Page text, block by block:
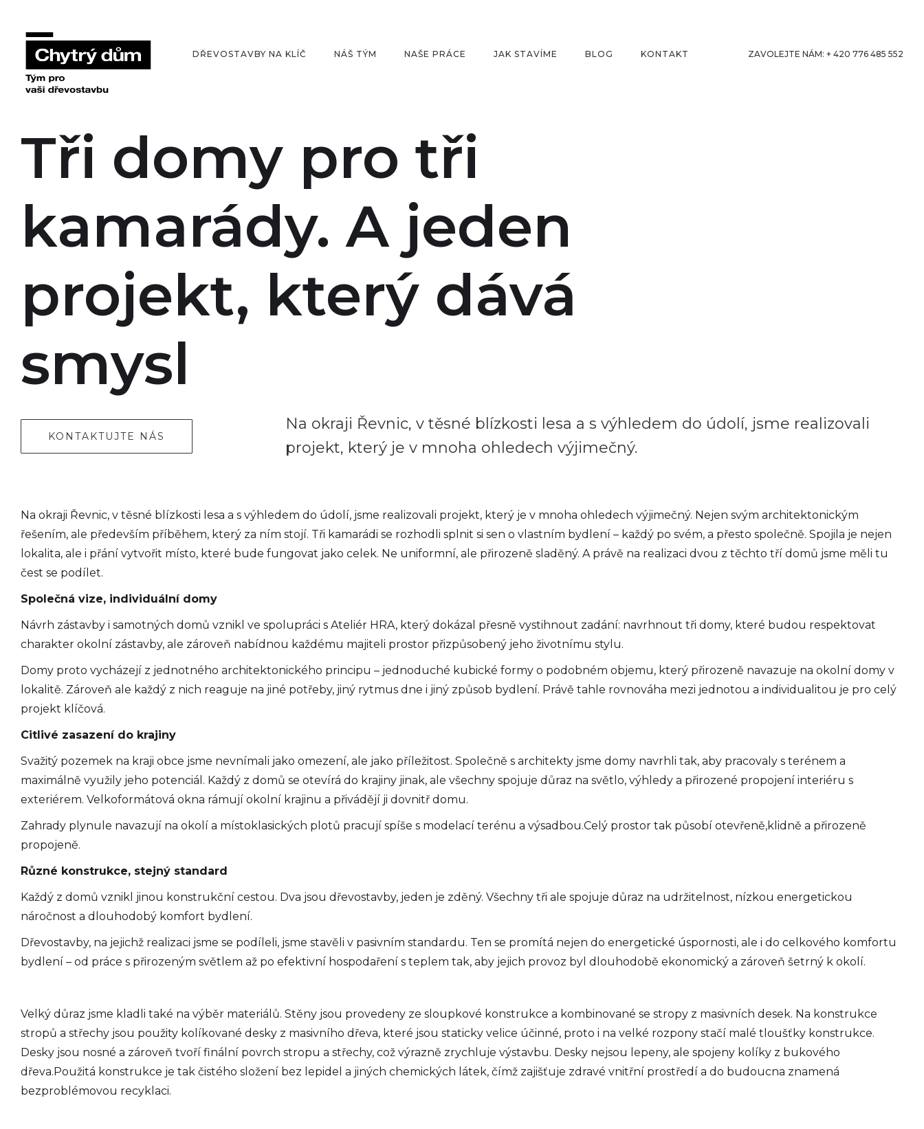
DŘEVOSTAVBY NA KLÍČ NÁŠ TÝM NAŠE PRÁCE JAK STAVÍME BLOG KONTAKT ZAVOLEJTE NÁM: + 420 776 485 552
Tři domy pro tři
kamarády. A jeden
projekt, který dává
smysl
KONTAKTUJTE NÁS
Na okraji Řevnic, v těsné blízkosti lesa a s výhledem do údolí, jsme realizovali
projekt, který je v mnoha ohledech výjimečný.
Na okraji Řevnic, v těsné blízkosti lesa a s výhledem do údolí, jsme realizovali projekt, který je v mnoha ohledech výjimečný. Nejen svým architektonickým
řešením, ale především příběhem, který za ním stojí. Tři kamarádi se rozhodli splnit si sen o vlastním bydlení – každý po svém, a přesto společně. Spojila je nejen
lokalita, ale i přání vytvořit místo, které bude fungovat jako celek. Ne uniformní, ale přirozeně sladěný. A právě na realizaci dvou z těchto tří domů jsme měli tu
čest se podílet.
Společná vize, individuální domy
Návrh zástavby i samotných domů vznikl ve spolupráci s Ateliér HRA, který dokázal přesně vystihnout zadání: navrhnout tři domy, které budou respektovat
charakter okolní zástavby, ale zároveň nabídnou každému majiteli prostor přizpůsobený jeho životnímu stylu.
Domy proto vycházejí z jednotného architektonického principu – jednoduché kubické formy o podobném objemu, který přirozeně navazuje na okolní domy v
lokalitě. Zároveň ale každý z nich reaguje na jiné potřeby, jiný rytmus dne i jiný způsob bydlení. Právě tahle rovnováha mezi jednotou a individualitou je pro celý
projekt klíčová.
Citlivé zasazení do krajiny
Svažitý pozemek na kraji obce jsme nevnímali jako omezení, ale jako příležitost. Společně s architekty jsme domy navrhli tak, aby pracovaly s terénem a
maximálně využily jeho potenciál. Každý z domů se otevírá do krajiny jinak, ale všechny spojuje důraz na světlo, výhledy a přirozené propojení interiéru s
exteriérem. Velkoformátová okna rámují okolní krajinu a přivádějí ji dovnitř domu.
Zahrady plynule navazují na okolí a místoklasických plotů pracují spíše s modelací terénu a výsadbou.Celý prostor tak působí otevřeně,klidně a přirozeně
propojeně.
Různé konstrukce, stejný standard
Každý z domů vznikl jinou konstrukční cestou. Dva jsou dřevostavby, jeden je zděný. Všechny tři ale spojuje důraz na udržitelnost, nízkou energetickou
náročnost a dlouhodobý komfort bydlení.
Dřevostavby, na jejichž realizaci jsme se podíleli, jsme stavěli v pasivním standardu. Ten se promítá nejen do energetické úspornosti, ale i do celkového komfortu
bydlení – od práce s přirozeným světlem až po efektivní hospodaření s teplem tak, aby jejich provoz byl dlouhodobě ekonomický a zároveň šetrný k okolí.
Velký důraz jsme kladli také na výběr materiálů. Stěny jsou provedeny ze sloupkové konstrukce a kombinované se stropy z masivních desek. Na konstrukce
stropů a střechy jsou použity kolíkované desky z masivního dřeva, které jsou staticky velice účinné, proto i na velké rozpony stačí malé tloušťky konstrukce.
Desky jsou nosné a zároveň tvoří finální povrch stropu a střechy, což výrazně zrychluje výstavbu. Desky nejsou lepeny, ale spojeny kolíky z bukového
dřeva.Použitá konstrukce je tak čistého složení bez lepidel a jiných chemických látek, čímž zajišťuje zdravé vnitřní prostředí a do budoucna znamená
bezproblémovou recyklaci.